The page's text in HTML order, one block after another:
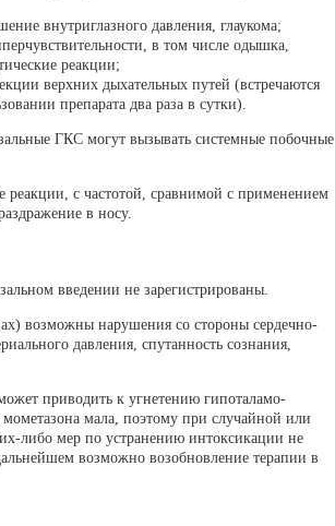
внутриглазного давления, глаукома;
в том числе одышка,
реакции;
верхних дыхательных путей (встречаются
препарата два раза в сутки).
ГКС могут вызывать системные побочные
с частотой, сравнимой с применением
в носу.
введении не зарегистрированы.
возможны нарушения со стороны сердечно-
давления, спутанность сознания,
приводить к угнетению гипоталамо-
мала, поэтому при случайной или
либо мер по устранению интоксикации не
возможно возобновление терапии в